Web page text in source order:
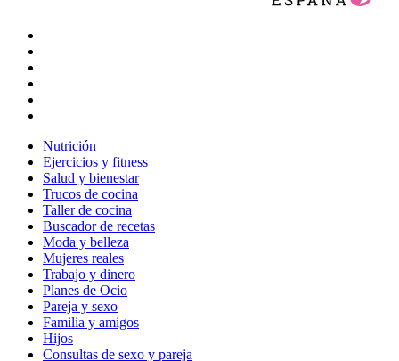
Nutrición
Ejercicios y fitness
Salud y bienestar
Trucos de cocina
Taller de cocina
Buscador de recetas
Moda y belleza
Mujeres reales
Trabajo y dinero
Planes de Ocio
Pareja y sexo
Familia y amigos
Hijos
Consultas de sexo y pareja